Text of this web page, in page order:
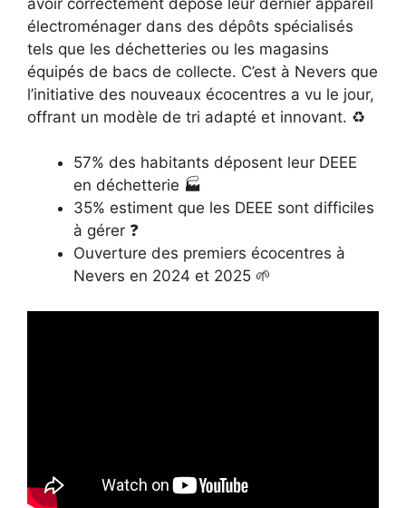
électroménager dans des dépôts spécialisés
tels que les déchetteries ou les magasins
équipés de bacs de collecte. C’est à Nevers que
l’initiative des nouveaux écocentres a vu le jour,
offrant un modèle de tri adapté et innovant. ♻️
57% des habitants déposent leur DEEE
en déchetterie 🏭
35% estiment que les DEEE sont difficiles
à gérer ❓
Ouverture des premiers écocentres à
Nevers en 2024 et 2025 🌱